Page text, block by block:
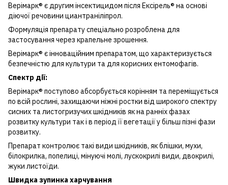
Верімарк® є другим інсектицидом після Ексірель® на основі
діючої речовини циантраніліпрол.
Формуляція препарату спеціально розроблена для
застосування через крапельне зрошення.
Верімарк® є інноваційним препаратом, що характеризується
безпечністю для культури та для корисних ентомофагів.
Спектр дії:
Верімарк® поступово абсорбується корінням та переміщується
по всій рослині, захищаючи ніжні ростки від широкого спектру
сисних та листогризучих шкідників як на ранніх фазах
розвитку культури так і в період її вегетації у більш пізні фази
розвитку.
Препарат контролює такі види шкідників, як блішки, мухи,
білокрилка, попелиці, мінуючі молі, лускокрилі види, двокрилі,
жуки листоїди.
Швидка зупинка харчування